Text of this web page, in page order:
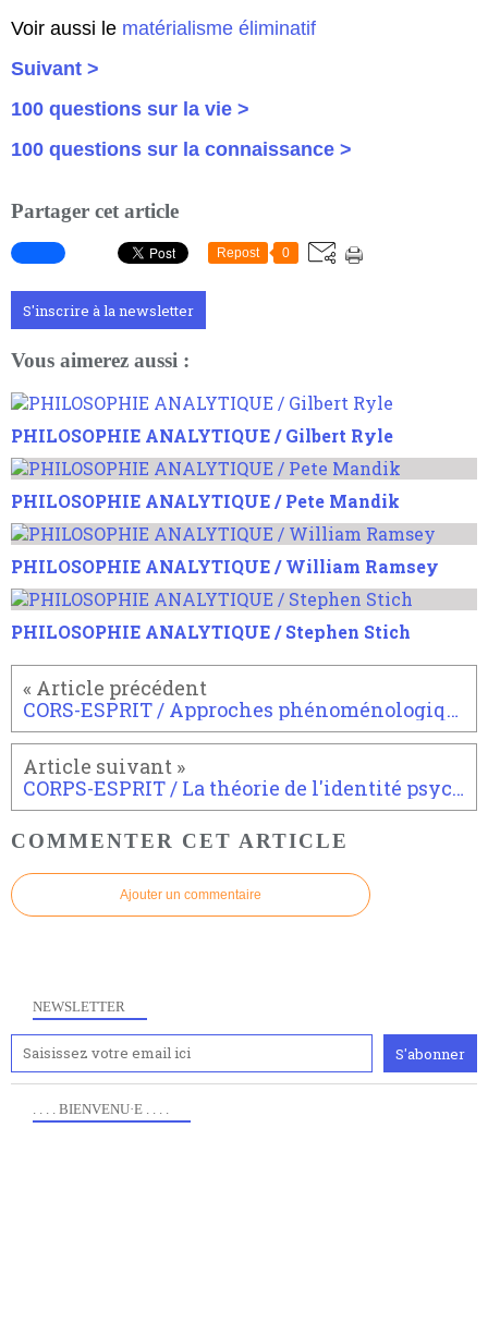
Voir aussi le matérialisme éliminatif
Suivant >
100 questions sur la vie >
100 questions sur la connaissance >
Partager cet article
Repost 0
S'inscrire à la newsletter
Vous aimerez aussi :
PHILOSOPHIE ANALYTIQUE / Gilbert Ryle
PHILOSOPHIE ANALYTIQUE / Pete Mandik
PHILOSOPHIE ANALYTIQUE / William Ramsey
PHILOSOPHIE ANALYTIQUE / Stephen Stich
CORS-ESPRIT / Approches phénoménologique et existensiale
CORPS-ESPRIT / La théorie de l'identité psychophysique
COMMENTER CET ARTICLE
Ajouter un commentaire
NEWSLETTER
. . . . BIENVENU·E . . . .